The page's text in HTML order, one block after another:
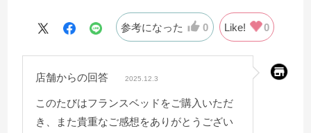
参考になった 0 Like! 0
店舗からの回答 2025.12.3
このたびはフランスベッドをご購入いただ
き、また貴重なご感想をありがとうござい